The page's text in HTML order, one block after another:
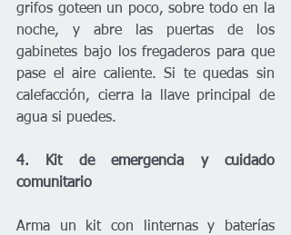
grifos goteen un poco, sobre todo en la
noche, y abre las puertas de los
gabinetes bajo los fregaderos para que
pase el aire caliente. Si te quedas sin
calefacción, cierra la llave principal de
agua si puedes.
4. Kit de emergencia y cuidado
comunitario
Arma un kit con linternas y baterías